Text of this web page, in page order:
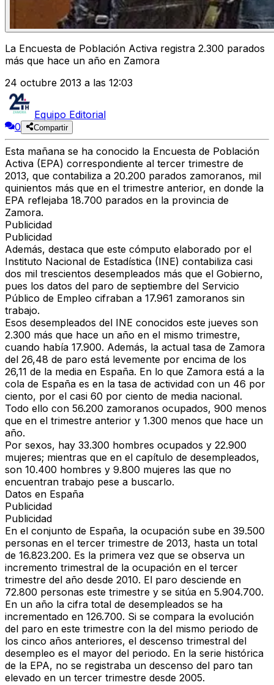
La Encuesta de Población Activa registra 2.300 parados
más que hace un año en Zamora
24 octubre 2013 a las 12:03
Equipo Editorial
0
Compartir
Esta mañana se ha conocido la Encuesta de Población
Activa (EPA) correspondiente al tercer trimestre de
2013, que contabiliza a 20.200 parados zamoranos, mil
quinientos más que en el trimestre anterior, en donde la
EPA reflejaba 18.700 parados en la provincia de
Zamora.
Publicidad
Publicidad
Además, destaca que este cómputo elaborado por el
Instituto Nacional de Estadística (INE) contabiliza casi
dos mil trescientos desempleados más que el Gobierno,
pues los datos del paro de septiembre del Servicio
Público de Empleo cifraban a 17.961 zamoranos sin
trabajo.
Esos desempleados del INE conocidos este jueves son
2.300 más que hace un año en el mismo trimestre,
cuando había 17.900. Además, la actual tasa de Zamora
del 26,48 de paro está levemente por encima de los
26,11 de la media en España. En lo que Zamora está a la
cola de España es en la tasa de actividad con un 46 por
ciento, por el casi 60 por ciento de media nacional.
Todo ello con 56.200 zamoranos ocupados, 900 menos
que en el trimestre anterior y 1.300 menos que hace un
año.
Por sexos, hay 33.300 hombres ocupados y 22.900
mujeres; mientras que en el capítulo de desempleados,
son 10.400 hombres y 9.800 mujeres las que no
encuentran trabajo pese a buscarlo.
Datos en España
Publicidad
Publicidad
En el conjunto de España, la ocupación sube en 39.500
personas en el tercer trimestre de 2013, hasta un total
de 16.823.200. Es la primera vez que se observa un
incremento trimestral de la ocupación en el tercer
trimestre del año desde 2010. El paro desciende en
72.800 personas este trimestre y se sitúa en 5.904.700.
En un año la cifra total de desempleados se ha
incrementado en 126.700. Si se compara la evolución
del paro en este trimestre con la del mismo periodo de
los cinco años anteriores, el descenso trimestral del
desempleo es el mayor del periodo. En la serie histórica
de la EPA, no se registraba un descenso del paro tan
elevado en un tercer trimestre desde 2005.